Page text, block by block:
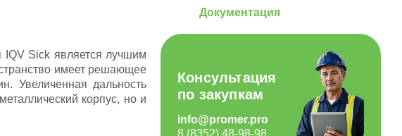
IQV Sick является лучшим
имеет решающее
Увеличенная дальность
корпус, но и
Документация
Консультация
по закупкам
info@promer.pro
8 (8352) 48-98-98